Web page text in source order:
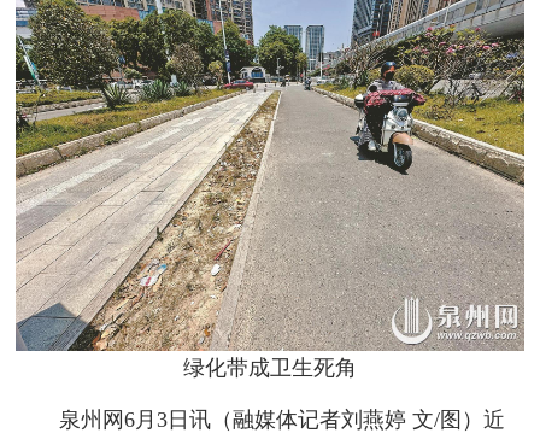
绿化带成卫生死角
泉州网6月3日讯（融媒体记者刘燕婷 文/图）近